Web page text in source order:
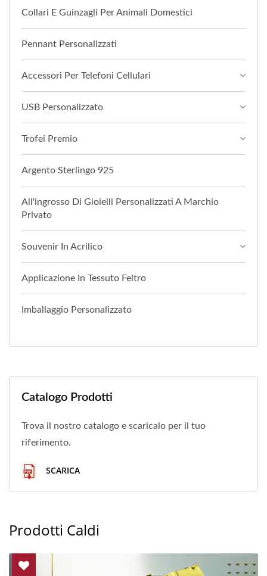
Collari E Guinzagli Per Animali Domestici
Pennant Personalizzati
Accessori Per Telefoni Cellulari
USB Personalizzato
Trofei Premio
Argento Sterlingo 925
All'ingrosso Di Gioielli Personalizzati A Marchio
Privato
Souvenir In Acrilico
Applicazione In Tessuto Feltro
Imballaggio Personalizzato
Catalogo Prodotti
Trova il nostro catalogo e scaricalo per il tuo
riferimento.
SCARICA
Prodotti Caldi